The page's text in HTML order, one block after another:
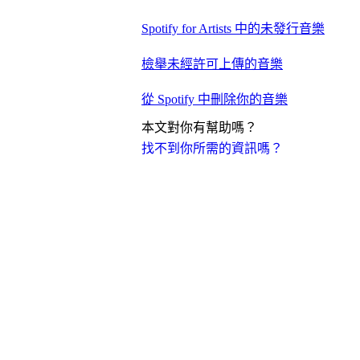
找不到你所需的資訊嗎？
Spotify for Artists 中的未發行音樂
檢舉未經許可上傳的音樂
從 Spotify 中刪除你的音樂
本文對你有幫助嗎？